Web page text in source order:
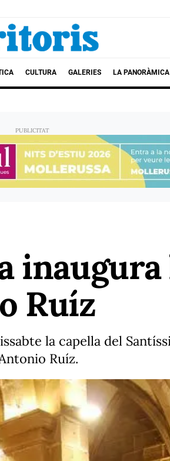
CULTURA GALERIES LA PANORÀMICA
Ruíz
la capella del
Ruíz.